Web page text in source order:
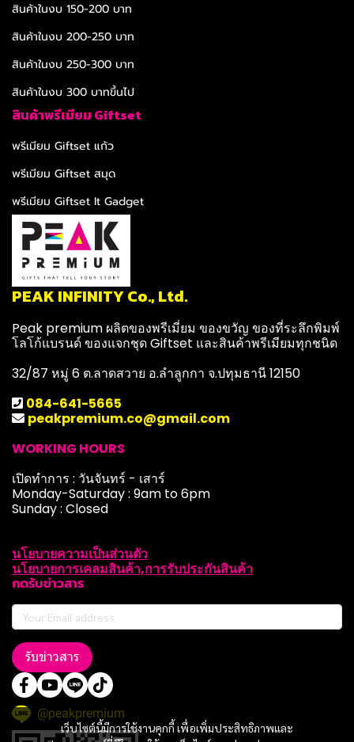
เว็บไซต์นี้มีการใช้งานคุกกี้ เพื่อเพิ่มประสิทธิภาพและ
สินค้าในงบ 150-200 บาท
สินค้าในงบ 200-250 บาท
สินค้าในงบ 250-300 บาท
สินค้าในงบ 300 บาทขึ้นไป
สินค้าพรีเมียม Giftset
พรีเมียม Giftset แก้ว
พรีเมียม Giftset สมุด
พรีเมียม Giftset It Gadget
PEAK INFINITY Co., Ltd.
Peak premium ผลิตของพรีเมี่ยม ของขวัญ ของที่ระลึกพิมพ์
โลโก้แบรนด์ ของแจกชุด Giftset และสินค้าพรีเมียมทุกชนิด
32/87 หมู่ 6 ต.ลาดสวาย อ.ลำลูกกา จ.ปทุมธานี 12150
084-641-5665
peakpremium.co@gmail.com
WORKING HOURS
เปิดทำการ : วันจันทร์ - เสาร์
Monday-Saturday : 9am to 6pm
Sunday : Closed
นโยบายความเป็นส่วนตัว
นโยบายการเคลมสินค้า,การรับประกันสินค้า
กดรับข่าวสาร
รับข่าวสาร
@peakpremium